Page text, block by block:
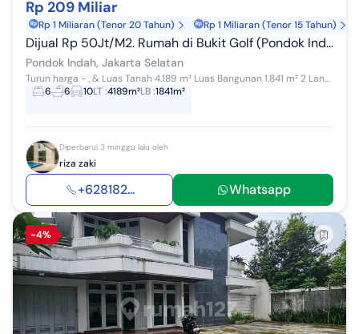
Rp 209 Miliar
Rp 1 Miliaran (Tenor 20 Tahun) Rp 1 Miliaran (Tenor 15 Tahun)
Dijual Rp 50Jt/M2. Rumah di Bukit Golf (Pondok Indah) Luas 4189Meter2. Langka.
Pondok Indah, Jakarta Selatan
Turun harga - , & Luas Tanah 4.189 m² Luas Bangunan 1.841 m² 2 Lantai 6 Kamar Tidur (semua dengan kamar mandi dalam, termasuk 1 Ma...
6
6 10LT:4189m²LB:1841m²
Diperbarui 3 minggu lalu oleh
riza zaki
+628182... Whatsapp
-4%